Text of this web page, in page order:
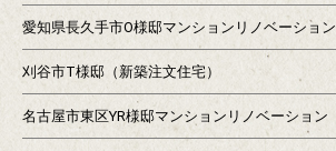
愛知県長久手市O様邸マンションリノベーション
刈谷市T様邸（新築注文住宅）
名古屋市東区YR様邸マンションリノベーション